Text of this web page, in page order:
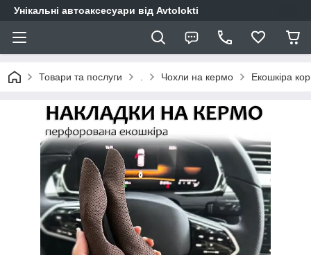
Унікальні автоаксесуари від Avtolokti
Товари та послуги Чохли на кермо Екошкіра